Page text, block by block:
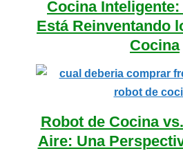
Cocina
Está Reinventando
Cocina
Robot de Cocina
Aire: Una